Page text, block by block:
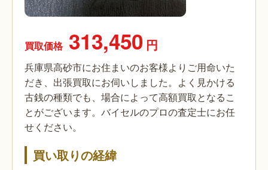
買取価格 313,450 円
兵庫県高砂市にお住まいのお客様よりご用命いた
だき、出張買取にお伺いしました。よく見かける
古銭の種類でも、場合によって高額買取となるこ
とがございます。バイセルのプロの査定士にお任
せください。
買い取りの経緯